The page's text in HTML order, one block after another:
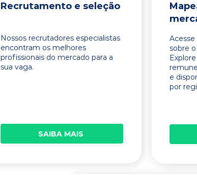
Recrutamento e seleção
Nossos recrutadores especialistas
encontram os melhores
profissionais do mercado para a
sua vaga.
SAIBA MAIS
sobre
e
por